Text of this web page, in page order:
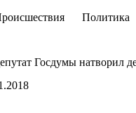
Политика
Госдумы натворил